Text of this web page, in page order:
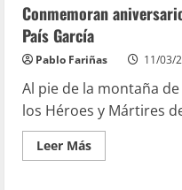
Conmemoran
País García
Pablo Fariñas 11/03/
Al pie de la montaña
los Héroes y Mártires
Leer Más